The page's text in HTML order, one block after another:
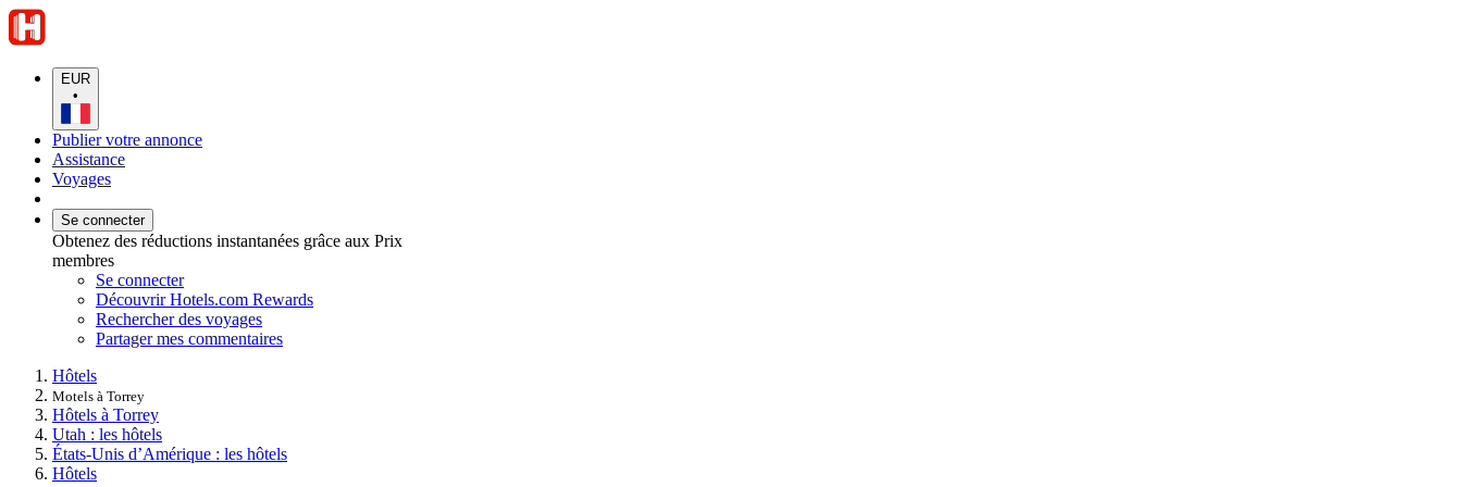
EUR
•
Publier votre annonce
Assistance
Voyages
Se connecter
Obtenez des réductions instantanées grâce aux Prix
membres
Se connecter
Découvrir Hotels.com Rewards
Rechercher des voyages
Partager mes commentaires
Hôtels
Motels à Torrey
Hôtels à Torrey
Utah : les hôtels
États-Unis d’Amérique : les hôtels
Hôtels